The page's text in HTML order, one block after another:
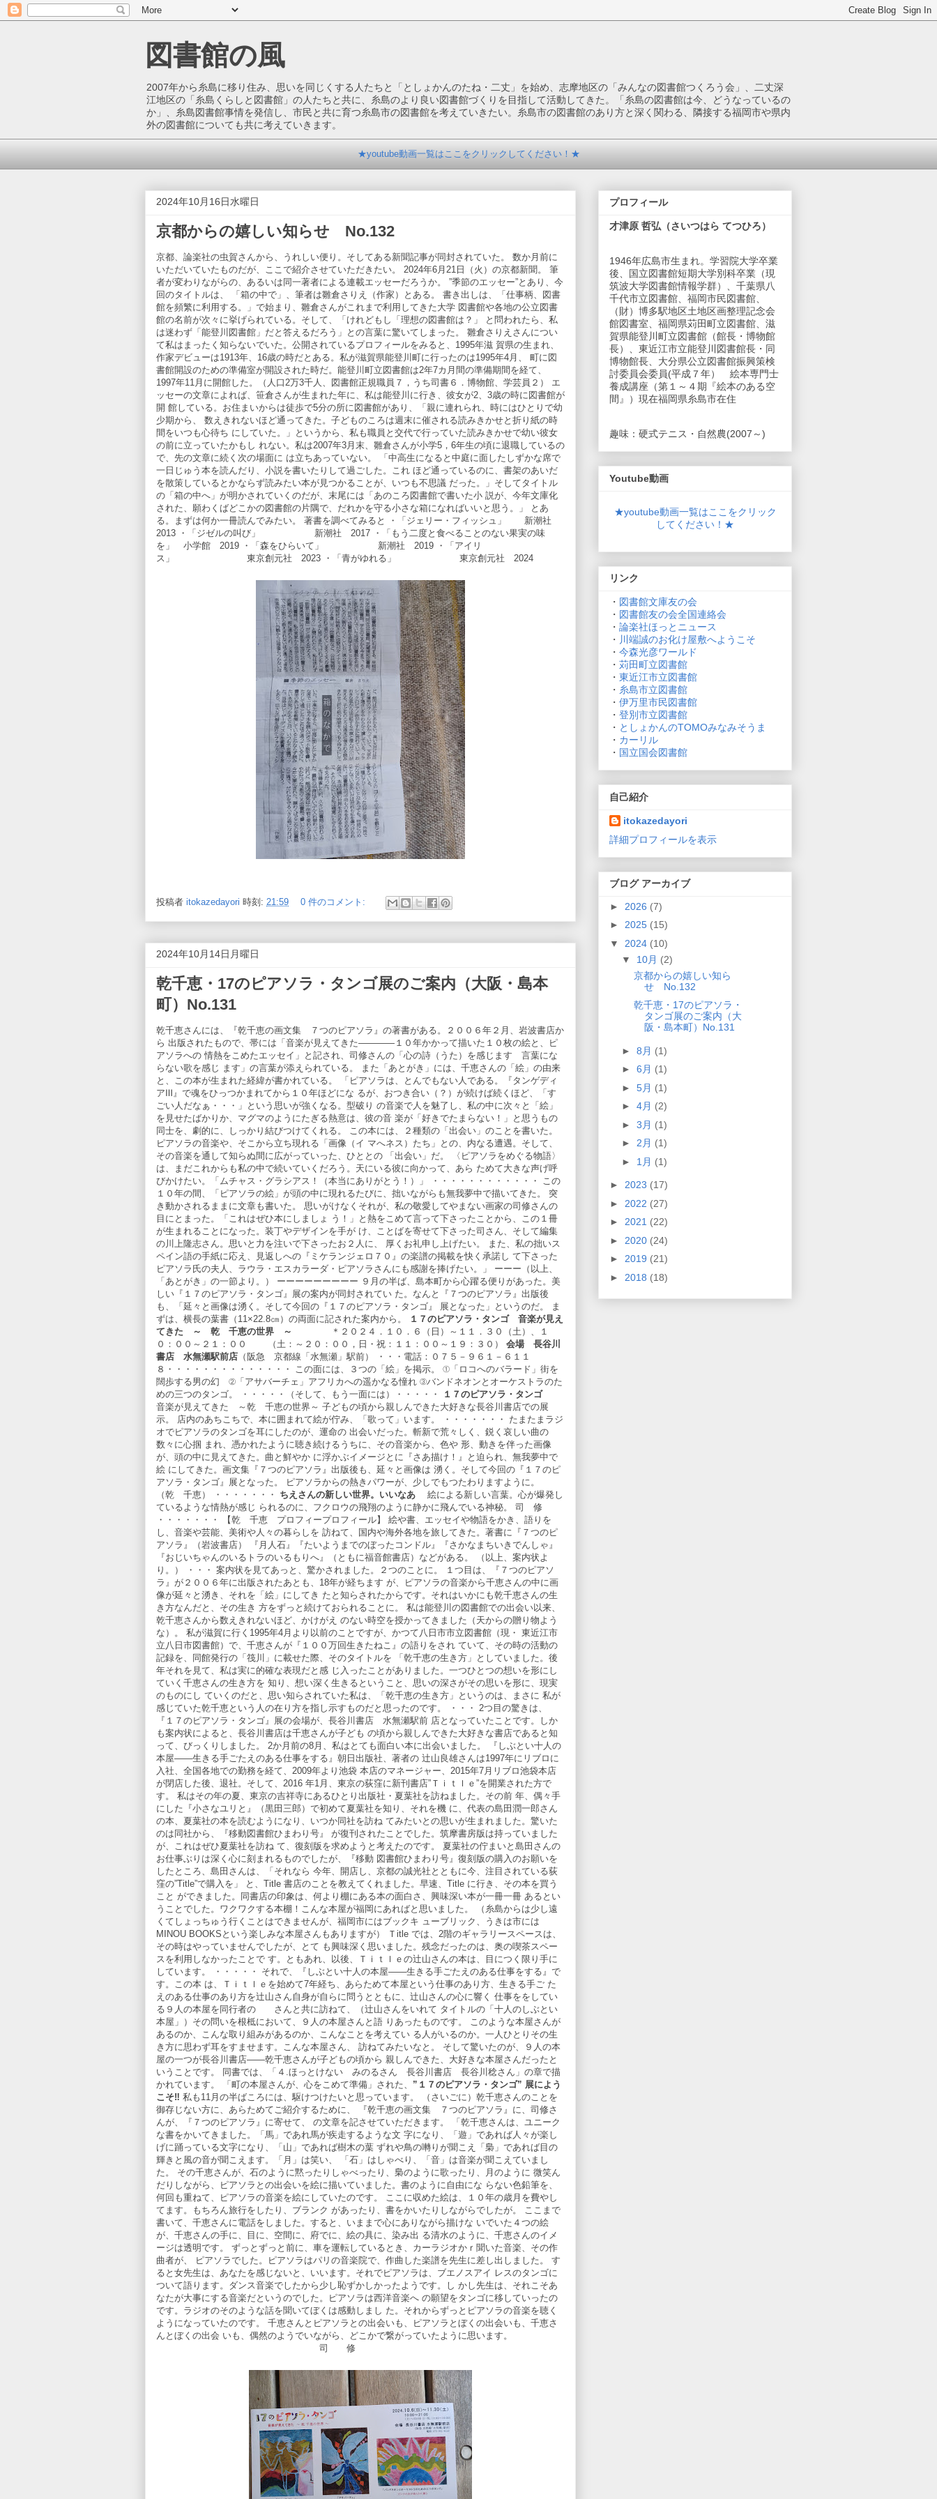
図書館の風
2007年から糸島に移り住み、思いを同じくする人たちと「としょかんのたね・二丈」を始め、志摩地区の「みんなの図書館つくろう会」、二丈深
江地区の「糸島くらしと図書館」の人たちと共に、糸島のより良い図書館づくりを目指して活動してきた。「糸島の図書館は今、どうなっているの
か」、糸島図書館事情を発信し、市民と共に育つ糸島市の図書館を考えていきたい。糸島市の図書館のあり方と深く関わる、隣接する福岡市や県内
外の図書館についても共に考えていきます。
★youtube動画一覧はここをクリックしてください！★
2024年10月16日水曜日
京都からの嬉しい知らせ No.132
京都、論楽社の虫賀さんから、うれしい便り。そしてある新聞記事が同封されていた。 数か月前に
いただいていたものだが、ここで紹介させていただきたい。 2024年6月21日（火）の京都新聞。 筆
者が変わりながらの、あるいは同一著者による連載エッセーだろうか。 ”季節のエッセー”とあり、今
回のタイトルは、 「箱の中で」、筆者は雛倉さりえ（作家）とある。 書き出しは、「仕事柄、図書
館を頻繁に利用する。」で始まり、雛倉さんがこれまで利用してきた大学 図書館や各地の公立図書
館の名前が次々に挙げられている。そして、「けれどもし「理想の図書館は？」 と問われたら、私
は迷わず「能登川図書館」だと答えるだろう」との言葉に驚いてしまった。 雛倉さりえさんについ
て私はまったく知らないでいた。公開されているプロフィールをみると、1995年滋 賀県の生まれ、
作家デビューは1913年、16歳の時だとある。私が滋賀県能登川町に行ったのは1995年4月、 町に図
書館開設のための準備室が開設された時だ。能登川町立図書館は2年7カ月間の準備期間を経て、
1997年11月に開館した。（人口2万3千人、図書館正規職員７，うち司書６．博物館、学芸員２） エ
ッセーの文章によれば、笹倉さんが生まれた年に、私は能登川に行き、彼女が2、3歳の時に図書館が
開 館している。お住まいからは徒歩で5分の所に図書館があり、「親に連れられ、時にはひとりで幼
少期から、 数えきれないほど通ってきた。子どものころは週末に催される読みきかせと折り紙の時
間をいつも心待ち にしていた。」というから、私も職員と交代で行っていた読みきかせで幼い彼女
の前に立っていたかもし れない。私は2007年3月末、雛倉さんが小学5，6年生の頃に退職しているの
で、先の文章に続く次の場面に は立ちあっていない。 「中高生になると中庭に面したしずかな席で
一日じゅう本を読んだり、小説を書いたりして過ごした。これ ほど通っているのに、書架のあいだ
を散策しているとかならず読みたい本が見つかることが、いつも不思議 だった。」そしてタイトル
の「箱の中へ」が明かされていくのだが、末尾には「あのころ図書館で書いた小 説が、今年文庫化
された、願わくばどこかの図書館の片隅で、だれかを守る小さな箱になればいいと思う。」 とあ
る。まずは何か一冊読んでみたい。 著書を調べてみると ・「ジェリー・フィッシュ」 新潮社
2013 ・「ジゼルの叫び」 新潮社 2017 ・「もう二度と食べることのない果実の味
を」 小学館 2019 ・「森をひらいて」 新潮社 2019 ・「アイリ
ス」 東京創元社 2023 ・「青がゆれる」 東京創元社 2024
投稿者 itokazedayori 時刻: 21:59 0 件のコメント:
2024年10月14日月曜日
乾千恵・17のピアソラ・タンゴ展のご案内（大阪・島本
町）No.131
乾千恵さんには、『乾千恵の画文集 ７つのピアソラ』の著書がある。２００６年２月、岩波書店か
ら 出版されたもので、帯には「音楽が見えてきた———―１０年かかって描いた１０枚の絵と、ピ
アソラへの 情熱をこめたエッセイ」と記され、司修さんの「心の詩（うた）を感じます 言葉にな
らない歌を感じ ます」の言葉が添えられている。 また「あとがき」には、千恵さんの「絵」の由来
と、この本が生まれた経緯が書かれている。 「ピアソラは、とんでもない人である。『タンゲディ
アⅢ』で魂をひっつかまれてから１０年ほどにな るが、おつき合い（？）が続けば続くほど、「す
ごい人だなぁ・・・」という思いが強くなる。型破り の音楽で人を魅了し、私の中に次々と「絵」
を見せたばかりか、マグマのようにたぎる熱意は、彼の音 楽が「好きでたまらない！」と思うもの
同士を、劇的に、しっかり結びつけてくれる。 この本には、２種類の「出会い」のことを書いた。
ピアソラの音楽や、そこから立ち現れる「画像（イ マへネス）たち」との、内なる遭遇。そして、
その音楽を通して知らぬ間に広がっていった、ひととの 「出会い」だ。 〈ピアソラをめぐる物語〉
は、まだこれからも私の中で続いていくだろう。天にいる彼に向かって、あら ためて大きな声げ呼
びかけたい。「ムチャス・グラシアス！（本当にありがとう！）」 ・・・・・・・・・・・・ この
１０年の間、「ピアソラの絵」が頭の中に現れるたびに、拙いながらも無我夢中で描いてきた。 突
き動かされるままに文章も書いた。 思いがけなくそれが、私の敬愛してやまない画家の司修さんの
目にとまった。「これはぜひ本にしましょ う！」と熱をこめて言って下さったことから、この１冊
が生まれることになった。装丁やデザインを手が け、ことばを寄せて下さった司さん、そして編集
の川上隆志さん。思いと力を注いで下さったお２人に、 厚くお礼申し上げたい。 また、私の拙いス
ペイン語の手紙に応え、見返しへの『ミケランジェロ７０』の楽譜の掲載を快く承諾し て下さった
ピアソラ氏の夫人、ラウラ・エスカラーダ・ピアソラさんにも感謝を捧げたい。」 ーーー（以上、
「あとがき」の一節より。） ーーーーーーーーー ９月の半ば、島本町から心躍る便りがあった。美
しい『１７のピアソラ・タンゴ』展の案内が同封されてい た。なんと『７つのピアソラ』出版後
も、「延々と画像は湧く。そして今回の『１７のピアソラ・タンゴ』 展となった」というのだ。 ま
ずは、横長の葉書（11×22.8㎝）の両面に記された案内から。
１７のピアソラ・タンゴ
音楽が見え
てきた ～ 乾 千恵の世界 ～
＊２０２４．１０．６（日）～１１．３０（土）、１
０：００～２１：００ （土：～２０：００，日・祝：１１：００～１９：３０） 会場 長谷川
書店 水無瀬駅前店 （阪急 京都線「水無瀬」駅前） ・・・電話：０７５－９６１－６１１
８・・・・・・・・・・・・・・ この面には、３つの「絵」を掲示。 ①「ロコへのバラード」街を
闊歩する男の幻 ②「アサバーチェ」アフリカへの遥かなる憧れ ③バンドネオンとオーケストラのた
めの三つのタンゴ。 ・・・・・（そして、もう一面には）・・・・・
１７のピアソラ・タンゴ
音楽が見えてきた ～乾 千恵の世界～ 子どもの頃から親しんできた大好きな長谷川書店での展
示。 店内のあちこちで、本に囲まれて絵が佇み、「歌って」います。 ・・・・・・・ たまたまラジ
オでピアソラのタンゴを耳にしたのが、運命の 出会いだった。斬新で荒々しく、鋭く哀しい曲の
数々に心掴 まれ、憑かれたように聴き続けるうちに、その音楽から、色や 形、動きを伴った画像
が、頭の中に見えてきた。曲と鮮やか に浮かぶイメージとに『さあ描け！』と迫られ、無我夢中で
絵 にしてきた。画文集『７つのピアソラ』出版後も、延々と画像は 湧く。そして今回の『１７のピ
アソラ・タンゴ』展となった。 ピアソラからの熱きパワーが、少しでもつたわりますように。
（乾 千恵） ・・・・・・・ ちえさんの新しい世界。いいなあ 絵による新しい言葉。心が爆発し
ているような情熱が感じ られるのに、フクロウの飛翔のように静かに飛んでいる神秘。 司 修
・・・・・・・ 【乾 千恵 プロフィープロフィール】 絵や書、エッセイや物語をかき、語りを
し、音楽や芸能、美術や人々の暮らしを 訪ねて、国内や海外各地を旅してきた。著書に『７つのピ
アソラ』（岩波書店） 『月人石』『たいようまでのぼったコンドル』『さかなまちいきでんしゃ』
『おじいちゃんのいるトラのいるもりへ』（ともに福音館書店）などがある。 （以上、案内状よ
り。） ・・・ 案内状を見てあっと、驚かされました。２つのことに。 １つ目は、『７つのピアソ
ラ』が２００６年に出版されたあとも、18年が経ちます が、ピアソラの音楽から千恵さんの中に画
像が延々と湧き、それを「絵」にしてき たと知らされたからです。それはいかにも乾千恵さんの生
き方なんだと、その生き 方をずっと続けておられることに。 私は能登川の図書館での出会い以来、
乾千恵さんから数えきれないほど、かけがえ のない時空を授かってきました（天からの贈り物よう
な）。 私が滋賀に行く1995年4月より以前のことですが、かつて八日市市立図書館（現・ 東近江市
立八日市図書館）で、千恵さんが『１００万回生きたねこ』の語りをされ ていて、その時の活動の
記録を、同館発行の「筏川」に載せた際、そのタイトルを 「乾千恵の生き方」としていました。後
年それを見て、私は実に的確な表現だと感 じ入ったことがありました。一つひとつの想いを形にし
ていく千恵さんの生き方を 知り、想い深く生きるということ、思いの深さがその思いを形に、現実
のものにし ていくのだと、思い知らされていた私は、「乾千恵の生き方」というのは、まさに 私が
感じていた乾千恵という人の在り方を指し示すものだと思ったのです。 ・・・ 2つ目の驚きは、
『１７のピアソラ・タンゴ』展の会場が、長谷川書店 水無瀬駅前 店となっていたことです。しか
も案内状によると、長谷川書店は千恵さんが子ども の頃から親しんできた大好きな書店であると知
って、びっくりしました。 2か月前の8月、私はとても面白い本に出会いました。 『しぶとい十人の
本屋――生きる手ごたえのある仕事をする』朝日出版社、著者の 辻山良雄さんは1997年にリブロに
入社、全国各地での勤務を経て、2009年より池袋 本店のマネージャー、2015年7月リブロ池袋本店
が閉店した後、退社。そして、2016 年1月、東京の荻窪に新刊書店”Ｔｉｔｌｅ”を開業された方で
す。 私はその年の夏、東京の吉祥寺にあるひとり出版社・夏葉社を訪ねました。その前 年、偶々手
にした『小さなユリと』（黒田三郎）で初めて夏葉社を知り、それを機 に、代表の島田潤一郎さん
の本、夏葉社の本を読むようになり、いつか同社を訪ね てみたいとの思いが生まれました。驚いた
のは同社から、『移動図書館ひまわり号』 が復刊されたことでした。筑摩書房版は持っていました
が、これはぜひ夏葉社を訪ね て、復刻版を求めようと考えたのです。 夏葉社の佇まいと島田さんの
お仕事ぶりは深く心に刻まれるものでしたが、『移動 図書館ひまわり号』復刻版の購入のお願いを
したところ、島田さんは、「それなら 今年、開店し、京都の誠光社とともに今、注目されている荻
窪の”Title”で購入を」 と、Title 書店のことを教えてくれました。早速、Title に行き、その本を買う
こと ができました。同書店の印象は、何より棚にある本の面白さ、興味深い本が一冊一冊 あるとい
うことでした。ワクワクする本棚！こんな本屋が福岡にあればと思いました。 （糸島からは少し遠
くてしょっちゅう行くことはできませんが、福岡市にはブックキ ューブリック、うきは市には
MINOU BOOKSという楽しみな本屋さんもありますが） Ｔitle では、2階のギャラリースペースは、
その時はやっていませんでしたが、とて も興味深く思いました。残念だったのは、奥の喫茶スペー
スを利用しなかったことで す。ともあれ、以後、Ｔｉｔｌｅの辻山さんの本は、目につく限り手に
しています。 ・・・・・ それで、『しぶとい十人の本屋――生きる手ごたえのある仕事をする』で
す。この本 は、Ｔｉｔｌｅを始めて7年経ち、あらためて本屋という仕事のあり方、生きる手ご た
えのある仕事のあり方を辻山さん自身が自らに問うとともに、辻山さんの心に響く 仕事ををしてい
る９人の本屋を同行者の さんと共に訪ねて、（辻山さんをいれて タイトルの「十人のしぶとい
本屋」）その問いを根柢において、９人の本屋さんと語 りあったものです。 このような本屋さんが
あるのか、こんな取り組みがあるのか、こんなことを考えてい る人がいるのか。一人ひとりその生
き方に思わず耳をすませます。こんな本屋さん、 訪ねてみたいなと。 そして驚いたのが、９人の本
屋の一つが長谷川書店――乾千恵さんが子どもの頃から 親しんできた、大好きな本屋さんだったと
いうことです。 同書では、「４.ほっとけない みのるさん 長谷川書店 長谷川稔さん」の章で描
かれています。 「町の本屋さんが、心をこめて準備」された、 ”１７のピアソラ・タンゴ” 展によう
こそ‼ 私も11月の半ばころには、駆けつけたいと思っています。 （さいごに）乾千恵さんのことを
御存じない方に、あらためてご紹介するために、 『乾千恵の画文集 ７つのピアソラ』に、司修さ
んが、『７つのピアソラ』に寄せて、 の文章を記させていただきます。 「乾千恵さんは、ユニーク
な書をかいてきました。「馬」であれ馬が疾走するような文 字になり、「遊」であれば人々が楽し
げに踊っている文字になり、「山」であれば樹木の葉 ずれや鳥の囀りが聞こえ「梟」であれば目の
輝きと風の音が聞こえます。「月」は笑い、 「石」はしゃべり、「音」は音楽が聞こえていまし
た。 その千恵さんが、石のように黙ったりしゃべったり、梟のように歌ったり、月のように 微笑ん
だりしながら、ピアソラとの出会いを絵に描いていました。書のように自由にな らない色鉛筆を、
何回も重ねて、ピアソラの音楽を絵にしていたのです。 ここに収めた絵は、１０年の歳月を費やし
てます。もちろん旅行をしたり、ブランク があったり、書をかいたりしながらでしたが。 ここまで
書いて、千恵さんに電話をしました。すると、いままで心にありながら描けな いでいた４つの絵
が、千恵さんの手に、目に、空間に、府でに、絵の具に、染み出 る清水のように、千恵さんのイメ
ージは透明です。 ずっとずっと前に、車を運転しているとき、カーラジオかｒ聞いた音楽、その作
曲者が、 ピアソラでした。ピアソラはパリの音楽院で、作曲した楽譜を先生に差し出しました。 す
ると女先生は、あなたを感じないと、いいます。それでピアソラは、ブエノスアイ レスのタンゴに
ついて語ります。ダンス音楽でしたから少し恥ずかしかったようです。し かし先生は、それこそあ
なたが大事にする音楽だというのでした。ピアソラは西洋音楽へ の願望をタンゴに移していったの
です。ラジオのそのような話を聞いてぼくは感動しまし た。それからずっとピアソラの音楽を聴く
ようになっていたのです。 千恵さんとピアソラとの出会いも、ピアソラとぼくの出会いも、千恵さ
んとぼくの出会 いも、偶然のようでいながら、どこかで繋がっていたように思います。
司 修
プロフィール
才津原 哲弘（さいつはら てつひろ）
1946年広島市生まれ。学習院大学卒業
後、国立図書館短期大学別科卒業（現
筑波大学図書館情報学群）、千葉県八
千代市立図書館、福岡市民図書館、
（財）博多駅地区土地区画整理記念会
館図書室、福岡県苅田町立図書館、滋
賀県能登川町立図書館（館長・博物館
長）、東近江市立能登川図書館長・同
博物館長、大分県公立図書館振興策検
討委員会委員(平成７年） 絵本専門士
養成講座（第１～４期『絵本のある空
間』）現在福岡県糸島市在住
趣味：硬式テニス・自然農(2007～)
Youtube動画
★youtube動画一覧はここをクリック
してください！★
リンク
・ 図書館文庫友の会
・ 図書館友の会全国連絡会
・ 論楽社ほっとニュース
・ 川端誠のお化け屋敷へようこそ
・ 今森光彦ワールド
・ 苅田町立図書館
・ 東近江市立図書館
・ 糸島市立図書館
・ 伊万里市民図書館
・ 登別市立図書館
・ としょかんのTOMOみなみそうま
・ カーリル
・ 国立国会図書館
自己紹介
itokazedayori
詳細プロフィールを表示
ブログ アーカイブ
► 2026 (7)
► 2025 (15)
▼ 2024 (10)
▼ 10月 (2)
京都からの嬉しい知ら
せ No.132
乾千恵・17のピアソラ・
タンゴ展のご案内（大
阪・島本町）No.131
► 8月 (1)
► 6月 (1)
► 5月 (1)
► 4月 (2)
► 3月 (1)
► 2月 (1)
► 1月 (1)
► 2023 (17)
► 2022 (27)
► 2021 (22)
► 2020 (24)
► 2019 (21)
► 2018 (18)